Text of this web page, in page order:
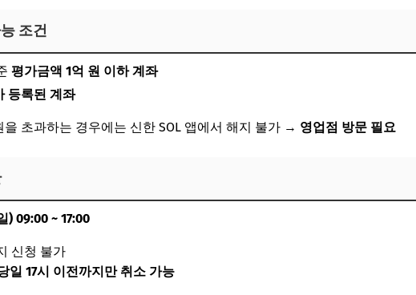
조건
평가금액 1억 원 이하 계좌
등록된 계좌
초과하는 경우에는 신한 SOL 앱에서 해지 불가 → 영업점 방문 필요
) 09:00 ~ 17:00
신청 불가
일 17시 이전까지만 취소 가능